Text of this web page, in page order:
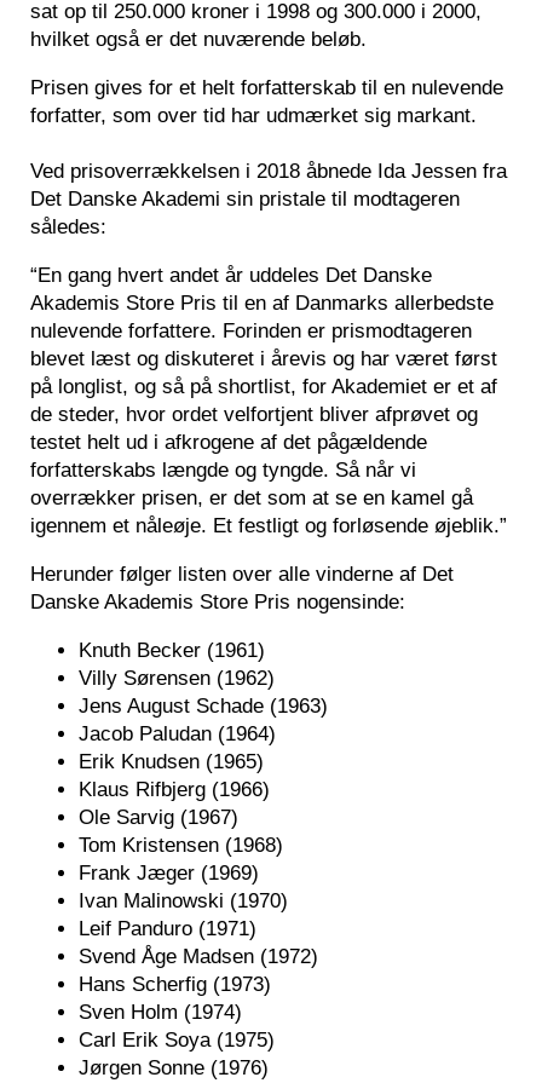
sat op til 250.000 kroner i 1998 og 300.000 i 2000,
hvilket også er det nuværende beløb.
Prisen gives for et helt forfatterskab til en nulevende
forfatter, som over tid har udmærket sig markant.
Ved prisoverrækkelsen i 2018 åbnede Ida Jessen fra
Det Danske Akademi sin pristale til modtageren
således:
“En gang hvert andet år uddeles Det Danske
Akademis Store Pris til en af Danmarks allerbedste
nulevende forfattere. Forinden er prismodtageren
blevet læst og diskuteret i årevis og har været først
på longlist, og så på shortlist, for Akademiet er et af
de steder, hvor ordet velfortjent bliver afprøvet og
testet helt ud i afkrogene af det pågældende
forfatterskabs længde og tyngde. Så når vi
overrækker prisen, er det som at se en kamel gå
igennem et nåleøje. Et festligt og forløsende øjeblik.”
Herunder følger listen over alle vinderne af Det
Danske Akademis Store Pris nogensinde:
Knuth Becker (1961)
Villy Sørensen (1962)
Jens August Schade (1963)
Jacob Paludan (1964)
Erik Knudsen (1965)
Klaus Rifbjerg (1966)
Ole Sarvig (1967)
Tom Kristensen (1968)
Frank Jæger (1969)
Ivan Malinowski (1970)
Leif Panduro (1971)
Svend Åge Madsen (1972)
Hans Scherfig (1973)
Sven Holm (1974)
Carl Erik Soya (1975)
Jørgen Sonne (1976)